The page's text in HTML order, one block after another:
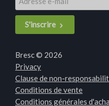
S'inscrire
Bresc © 2026
Privacy
Clause de non-
Conditions de vente
Conditions générales